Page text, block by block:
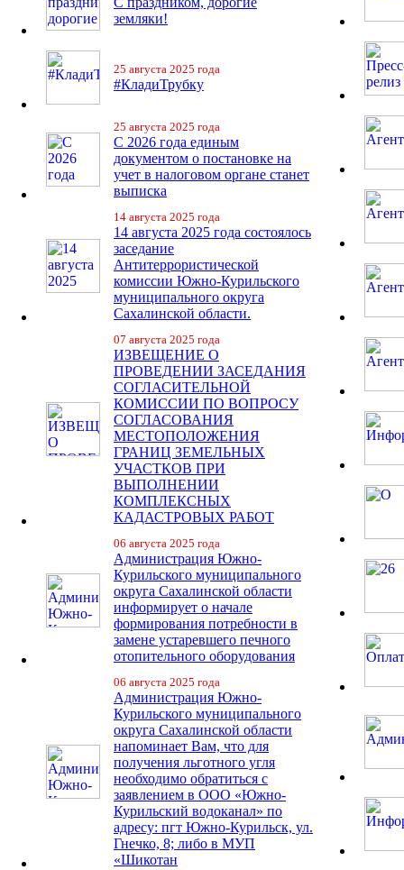
земляки!
25 августа 2025 года
#КладиТрубку
25 августа 2025 года
С 2026 года единым
документом о постановке на
учет в налоговом органе станет
выписка
14 августа 2025 года
14 августа 2025 года состоялось
заседание
Антитеррористической
комиссии Южно-Курильского
муниципального округа
Сахалинской области.
07 августа 2025 года
ИЗВЕЩЕНИЕ О
ПРОВЕДЕНИИ ЗАСЕДАНИЯ
СОГЛАСИТЕЛЬНОЙ
КОМИССИИ ПО ВОПРОСУ
СОГЛАСОВАНИЯ
МЕСТОПОЛОЖЕНИЯ
ГРАНИЦ ЗЕМЕЛЬНЫХ
УЧАСТКОВ ПРИ
ВЫПОЛНЕНИИ
КОМПЛЕКСНЫХ
КАДАСТРОВЫХ РАБОТ
06 августа 2025 года
Администрация Южно-
Курильского муниципального
округа Сахалинской области
информирует о начале
формирования потребности в
замене устаревшего печного
отопительного оборудования
06 августа 2025 года
Администрация Южно-
Курильского муниципального
округа Сахалинской области
напоминает Вам, что для
получения льготного угля
необходимо обратиться с
заявлением в ООО «Южно-
Курильский водоканал» по
адресу: пгт Южно-Курильск, ул.
Гнечко, 8; либо в МУП
«Шикотан